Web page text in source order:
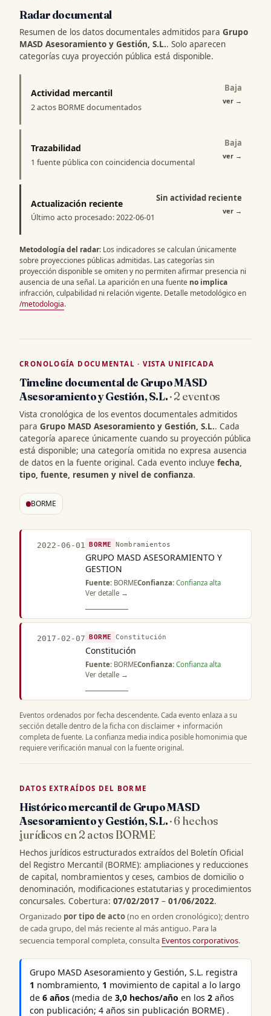
Radar documental
Resumen de los datos documentales admitidos para Grupo
MASD Asesoramiento y Gestión, S.L.. Solo aparecen
categorías cuya proyección pública está disponible.
Actividad mercantil
2 actos BORME documentados
Baja
ver →
Trazabilidad
1 fuente pública con coincidencia documental
Baja
ver →
Actualización reciente
Último acto procesado: 2022-06-01
Sin actividad reciente
ver →
Metodología del radar: Los indicadores se calculan únicamente
sobre proyecciones públicas admitidas. Las categorías sin
proyección disponible se omiten y no permiten afirmar presencia ni
ausencia de una señal. La aparición en una fuente no implica
infracción, culpabilidad ni relación vigente. Detalle metodológico en
/metodologia.
CRONOLOGÍA DOCUMENTAL · VISTA UNIFICADA
Timeline documental de Grupo MASD
Asesoramiento y Gestión, S.L.· 2 eventos
Vista cronológica de los eventos documentales admitidos
para Grupo MASD Asesoramiento y Gestión, S.L.. Cada
categoría aparece únicamente cuando su proyección pública
está disponible; una categoría omitida no expresa ausencia
de datos en la fuente original. Cada evento incluye fecha,
tipo, fuente, resumen y nivel de confianza.
BORME
2022-06-01 BORME Nombramientos
GRUPO MASD ASESORAMIENTO Y
GESTION
Fuente: BORMEConfianza: Confianza alta
Ver detalle →
2017-02-07 BORME Constitución
Constitución
Fuente: BORMEConfianza: Confianza alta
Ver detalle →
Eventos ordenados por fecha descendente. Cada evento enlaza a su
sección detalle dentro de la ficha con disclaimer + información
completa de fuente. La confianza media indica posible homonimia que
requiere verificación manual con la fuente original.
DATOS EXTRAÍDOS DEL BORME
Histórico mercantil de Grupo MASD
Asesoramiento y Gestión, S.L.· 6 hechos
jurídicos en 2 actos BORME
Hechos jurídicos estructurados extraídos del Boletín Oficial
del Registro Mercantil (BORME): ampliaciones y reducciones
de capital, nombramientos y ceses, cambios de domicilio o
denominación, modificaciones estatutarias y procedimientos
concursales. Cobertura: 07/02/2017 – 01/06/2022.
Organizado por tipo de acto(no en orden cronológico); dentro
de cada grupo, del más reciente al más antiguo. Para la
secuencia temporal completa, consulta Eventos corporativos.
Grupo MASD Asesoramiento y Gestión, S.L. registra
1 nombramiento, 1 movimiento de capital a lo largo
de6 años (media de3,0 hechos/año en los2 años
con publicación; 4 años sin publicación BORME) .